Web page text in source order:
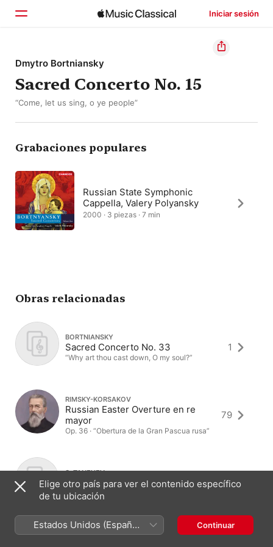
Iniciar sesión
Inicio
Explorar
Dmytro Bortniansky
Sacred Concerto No. 15
“Come, let us sing, o ye people”
Grabaciones populares
Russian State Symphonic
Cappella, Valery Polyansky
2000 · 3 piezas · 7 min
Obras relacionadas
BORTNIANSKY
Sacred Concerto No. 33
“Why art thou cast down, O my soul?”
1
RIMSKY-KORSAKOV
Russian Easter Overture en re
mayor
Op. 36 · “Obertura de la Gran Pascua rusa”
79
S. TANEYEV
At the Reading of a Psalm
Op. 36 · “Po prochtenii psalma”
2
Elige otro país para ver el contenido específico
de tu ubicación
Estados Unidos (Español
México)
Continuar